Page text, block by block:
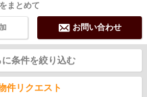
まとめて
お問い合わせ
に条件を絞り込む
件リクエスト